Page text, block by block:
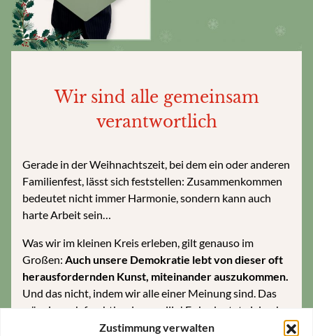
Zustimmung verwalten
Wir sind alle gemeinsam
verantwortlich
Gerade in der Weihnachtszeit, bei dem ein oder anderen
Familienfest, lässt sich feststellen: Zusammenkommen
bedeutet nicht immer Harmonie, sondern kann auch
harte Arbeit sein…
Was wir im kleinen Kreis erleben, gilt genauso im
Großen: Auch unsere Demokratie lebt von dieser oft
herausfordernden Kunst, miteinander auszukommen.
Und das nicht, indem wir alle einer Meinung sind. Das
wäre ja auch furchtbar langweilig! Es bedeutet vielmehr,
dass wir Räume schaffen, in denen verschiedene